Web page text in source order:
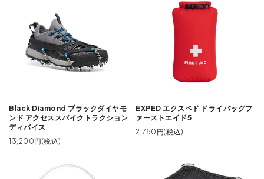
Black Diamond ブラックダイヤモ
ンド アクセススパイクトラクション
ディバイス
13,200円(税込)
EXPED エクスペド ドライバッグフ
ァーストエイド5
2,750円(税込)